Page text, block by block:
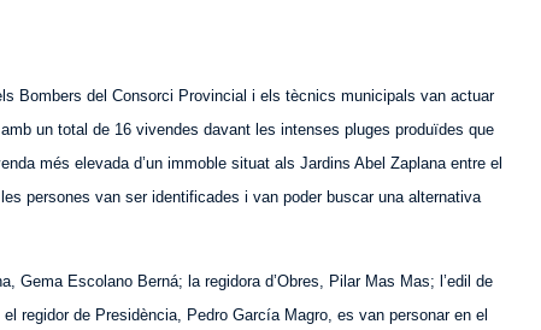
Bombers del Consorci Provincial i els tècnics municipals van actuar
un total de 16 vivendes davant les intenses pluges produïdes que
més elevada d’un immoble situat als Jardins Abel Zaplana entre el
persones van ser identificades i van poder buscar una alternativa
Gema Escolano Berná; la regidora d’Obres, Pilar Mas Mas; l’edil de
regidor de Presidència, Pedro García Magro, es van personar en el